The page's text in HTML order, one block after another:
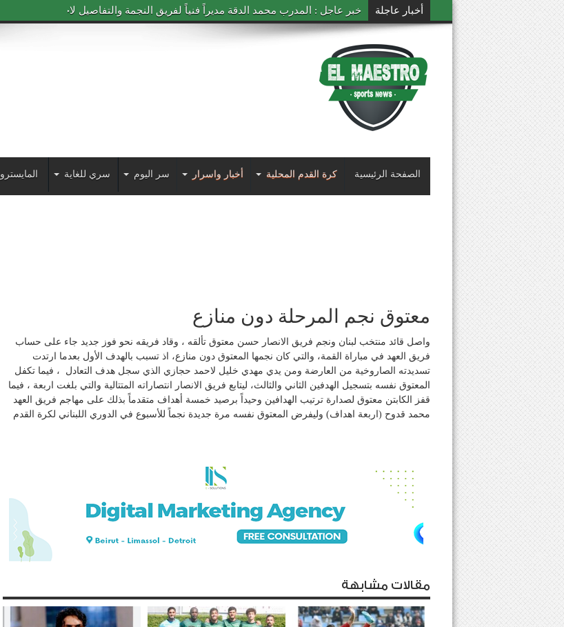
أخبار عاجلة خبر عاجل : المدرب محمد الدقة مديراً فنياً لفريق النجمة والتفاصيل لاحقاً
الصفحة الرئيسية كرة القدم المحلية أخبار واسرار سر اليوم سري للغاية المايسترو
معتوق نجم المرحلة دون منازع
واصل قائد منتخب لبنان ونجم فريق الانصار حسن معتوق تألقه ، وقاد فريقه نحو فوز جديد جاء على حساب
فريق العهد في مباراة القمة، والتي كان نجمها المعتوق دون منازع، اذ تسبب بالهدف الأول بعدما ارتدت
تسديدته الصاروخية من العارضة ومن يدي مهدي خليل لاحمد حجازي الذي سجل هدف التعادل ، فيما تكفل
المعتوق نفسه بتسجيل الهدفين الثاني والثالث، ليتابع فريق الانصار انتصاراته المتتالية والتي بلغت اربعة ، فيما
قفز الكابتن معتوق لصدارة ترتيب الهدافين وحيداً برصيد خمسة أهداف متقدماً بذلك على مهاجم فريق العهد
محمد قدوح (اربعة اهداف) وليفرض المعتوق نفسه مرة جديدة نجماً للأسبوع في الدوري اللبناني لكرة القدم
مقالات مشابهة